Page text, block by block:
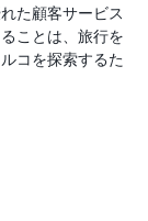
た顧客サービス
ことは、旅行を
コを探索するた